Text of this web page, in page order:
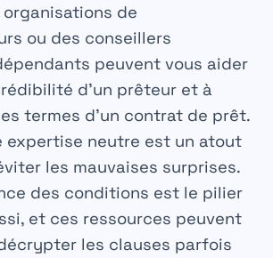
organisations de
ou des conseillers
peuvent vous aider
d’un prêteur et à
termes d’un contrat de prêt.
expertise neutre est un atout
les mauvaises surprises.
des conditions est le pilier
et ces ressources peuvent
les clauses parfois